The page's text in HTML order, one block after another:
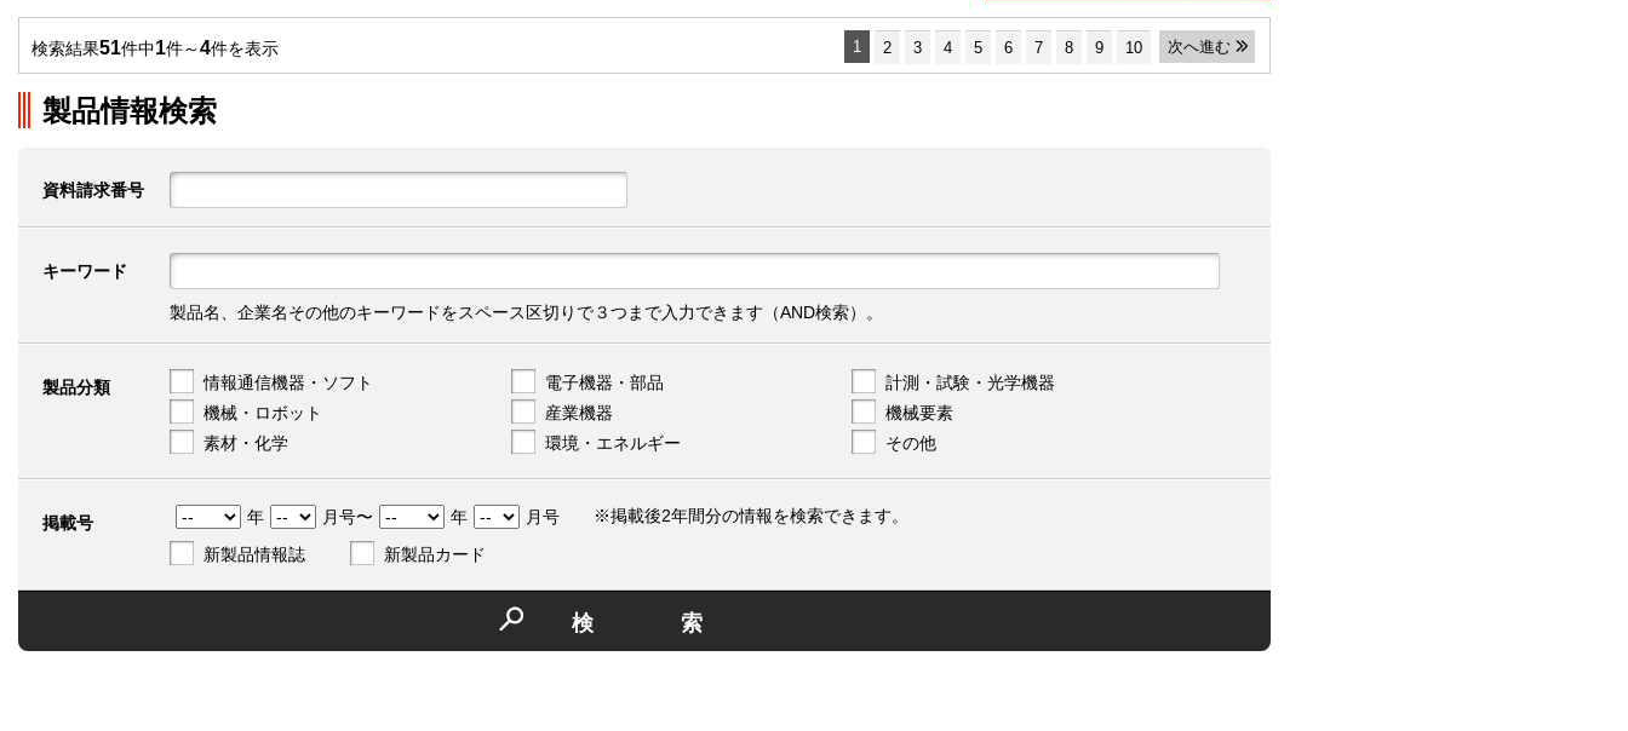
検索結果51件中1件～4件を表示 1 2 3 4 5 6 7 8 9 10 次へ進む
製品情報検索
資料請求番号
キーワード
製品名、企業名その他のキーワードをスペース区切りで３つまで入力できます（AND検索）。
製品分類 情報通信機器・ソフト 電子機器・部品
計測・試験・光学機器
機械・ロボット
産業機器
機械要素
素材・化学
環境・エネルギー その他
掲載号 年 月号〜 年
月号
新製品情報誌
新製品カード
※掲載後2年間分の情報を検索できます。
検索